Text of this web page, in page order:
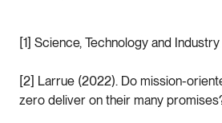
[1] Science, Technology and Industry
[2] Larrue (2022). Do mission-
zero deliver on their many